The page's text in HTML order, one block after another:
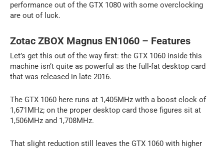
performance out of the GTX 1080 with some overclocking
are out of luck.
Zotac ZBOX Magnus EN1060 – Features
Let’s get this out of the way first: the GTX 1060 inside this
machine isn’t quite as powerful as the full-fat desktop card
that was released in late 2016.
The GTX 1060 here runs at 1,405MHz with a boost clock of
1,671MHz; on the proper desktop card those figures sit at
1,506MHz and 1,708MHz.
That slight reduction still leaves the GTX 1060 with higher